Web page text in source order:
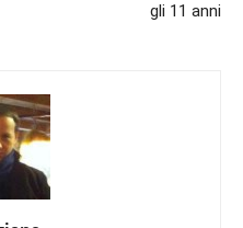
gli 11 anni